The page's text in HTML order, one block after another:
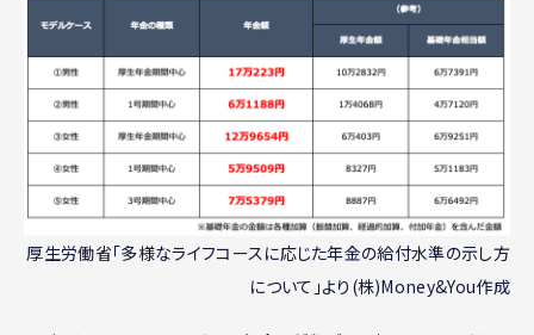
厚生労働省「多様なライフコースに応じた年金の給付水準の示し方
について」より(株)Money&You作成